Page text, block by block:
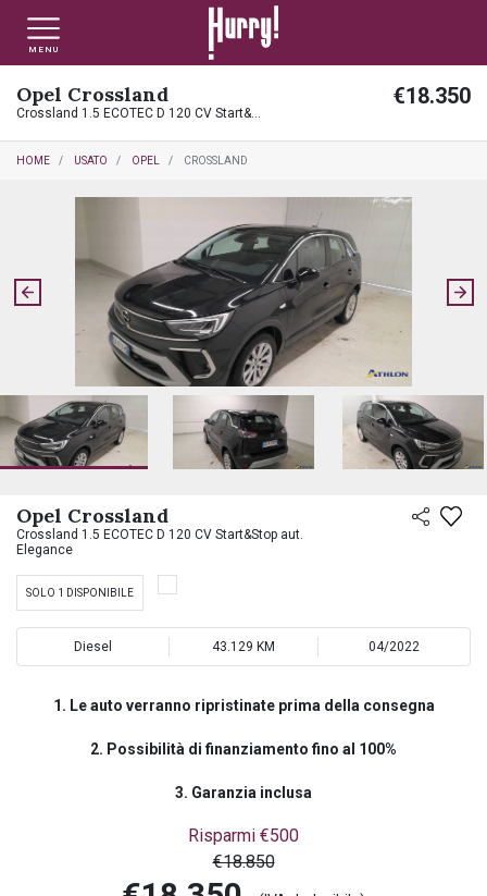
MENU
Opel Crossland
Crossland 1.5 ECOTEC D 120 CV Start&Stop aut. Elegance
€18.350
HOME USATO OPEL CROSSLAND
Opel Crossland
Crossland 1.5 ECOTEC D 120 CV Start&Stop aut.
Elegance
SOLO 1 DISPONIBILE
Diesel 43.129 KM 04/2022
1. Le auto verranno ripristinate prima della consegna
2. Possibilità di finanziamento fino al 100%
3. Garanzia inclusa
Risparmi €500
€18.850
NLT PRIVATI
NLT USATO PRIVATI
NLT NUOVO
FINANZIAMENTO
VALUTA E VENDI